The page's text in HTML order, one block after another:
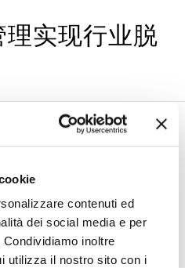
contenuti ed
dei social media e per
inoltre
utilizza il nostro sito con i
实现行业脱
伙伴关系增
合模具方面